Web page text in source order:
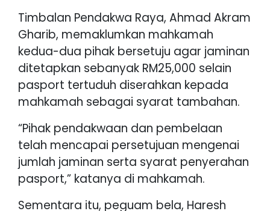
Timbalan Pendakwa Raya, Ahmad Akram
Gharib, memaklumkan mahkamah
kedua-dua pihak bersetuju agar jaminan
ditetapkan sebanyak RM25,000 selain
pasport tertuduh diserahkan kepada
mahkamah sebagai syarat tambahan.
“Pihak pendakwaan dan pembelaan
telah mencapai persetujuan mengenai
jumlah jaminan serta syarat penyerahan
pasport,” katanya di mahkamah.
Sementara itu, peguam bela, Haresh